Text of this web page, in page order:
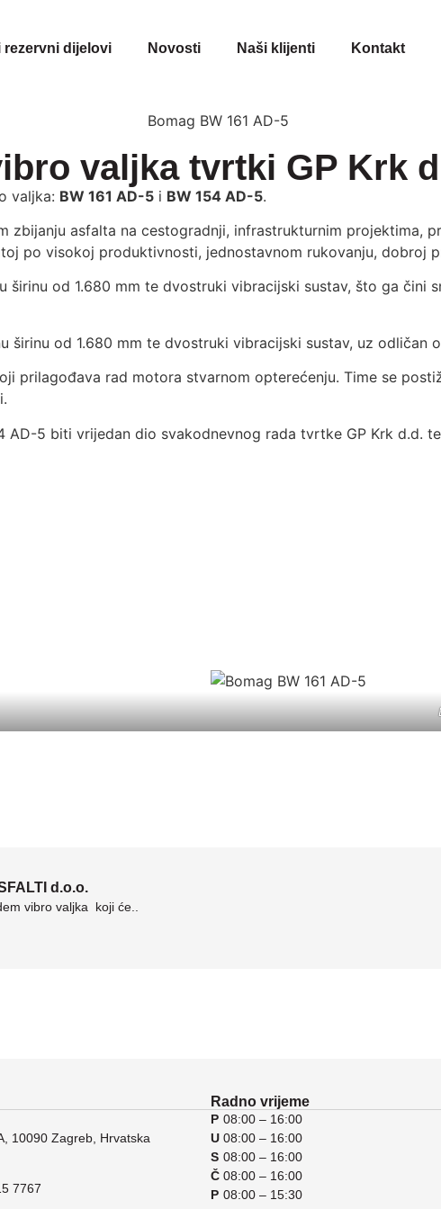
rezervni dijelovi Novosti Naši klijenti Kontakt
valjka tvrtki GP Krk
valjka: BW 161 AD-5 i BW 154 AD-5.
zbijanju asfalta na cestogradnji, infrastrukturnim projektima,
po visokoj produktivnosti, jednostavnom rukovanju, dobroj
širinu od 1.680 mm te dvostruki vibracijski sustav, što ga čini
širinu od 1.680 mm te dvostruki vibracijski sustav, uz
prilagođava rad motora stvarnom opterećenju. Time se
AD-5 biti vrijedan dio svakodnevnog rada tvrtke GP Krk
d.o.o.
vibro valjka koji će..
10090 Zagreb, Hrvatska
7767
Radno vrijeme
P
U
S
Č
P
08:00 – 16:00
08:00 – 16:00
08:00 – 16:00
08:00 – 16:00
08:00 – 15:30